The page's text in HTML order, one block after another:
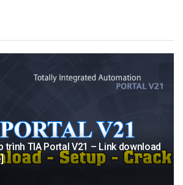
trình TIA Portal V21 – Link download